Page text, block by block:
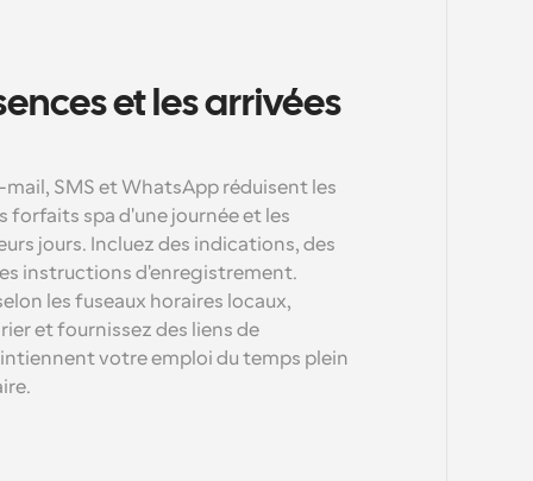
et les arrivées
SMS et WhatsApp réduisent les
forfaits spa d'une journée et les
jours. Incluez des indications, des
instructions d'enregistrement.
les fuseaux horaires locaux,
et fournissez des liens de
votre emploi du temps plein